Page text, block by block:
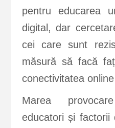
pentru educarea
digital, dar
cei care sunt
măsură să facă
conectivitatea
Marea
educatori și factorii